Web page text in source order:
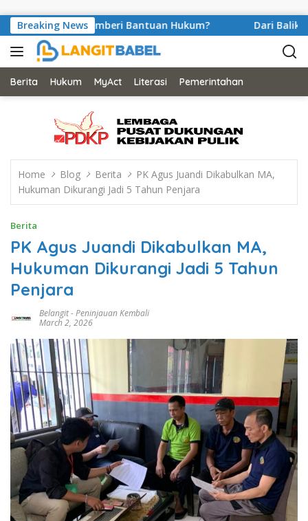
Breaking News
Pemberi Bantuan Hukum? Dari Balik Sel
Berita Hukum MyAct Literasi Pemerintahan
Home Blog Berita
PK Agus Juandi Dikabulkan MA,
Hukuman Dikurangi Jadi 5 Tahun Penjara
Berita
PK Agus Juandi Dikabulkan MA,
Hukuman Dikurangi Jadi 5 Tahun
Penjara
Belangit-Peninjauan Kembali
March 2, 2026